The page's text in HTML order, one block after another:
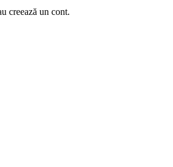
creează un cont.